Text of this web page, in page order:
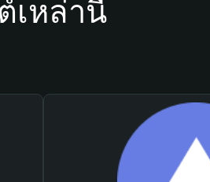
เหล่านี้